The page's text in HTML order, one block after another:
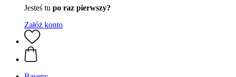
Jesteś tu po raz pierwszy?
Załóż konto